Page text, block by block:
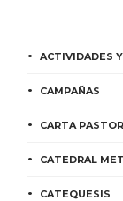
ACTIVIDADES
CAMPAÑAS
CARTA
CATEDRAL
CATEQUESIS